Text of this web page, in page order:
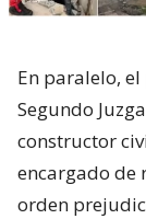
En paralelo,
Segundo
constructor
encargado de
orden